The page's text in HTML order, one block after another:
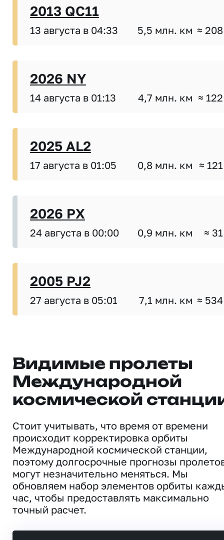
2013 QC11
13 августа в 04:33 5,5 млн. км ≈
2026 NY
14 августа в 01:13 4,7 млн. км ≈
2025 AL2
17 августа в 01:05 0,8 млн. км ≈
2026 PX
24 августа в 00:00 0,9 млн. км ≈
2005 PJ2
27 августа в 05:01 7,1 млн. км ≈
Видимые пролеты
Международной
космической
Стоит учитывать, что время от времени
происходит корректировка орбиты
Международной космической станции,
поэтому долгосрочные прогнозы
могут незначительно меняться. Мы
обновляем набор элементов орбиты
час, чтобы предоставлять максимально
точный расчет.